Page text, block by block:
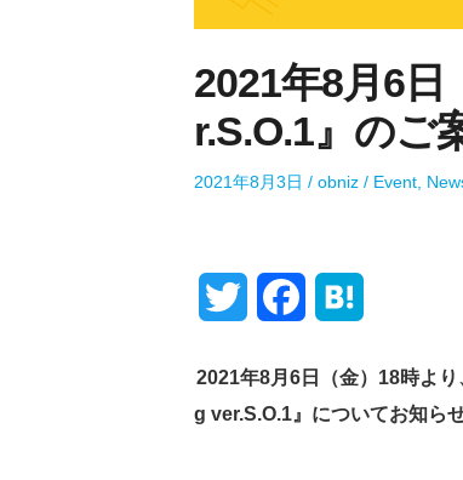
2021年8月6
r.S.O.1』のご
P
e
2021年8月3日
A
o
obniz
P
Event,
i c t
2021年8月6日（金）18時よ
g ver.S.O.1』についてお知ら